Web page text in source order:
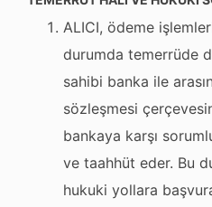
ALICI, ödeme
durumda temerrüde
sahibi banka ile
sözleşmesi
bankaya karşı
ve taahhüt eder. Bu
hukuki yollara